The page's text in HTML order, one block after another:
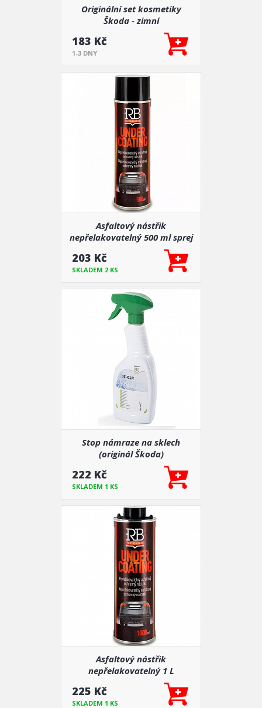
Originální set kosmetiky
Škoda - zimní
183 Kč
1-3 DNY
Asfaltový nástřik
nepřelakovatelný 500 ml sprej
203 Kč
SKLADEM 2 KS
Stop námraze na sklech
(originál Škoda)
222 Kč
SKLADEM 1 KS
Asfaltový nástřik
nepřelakovatelný 1 L
225 Kč
SKLADEM 1 KS